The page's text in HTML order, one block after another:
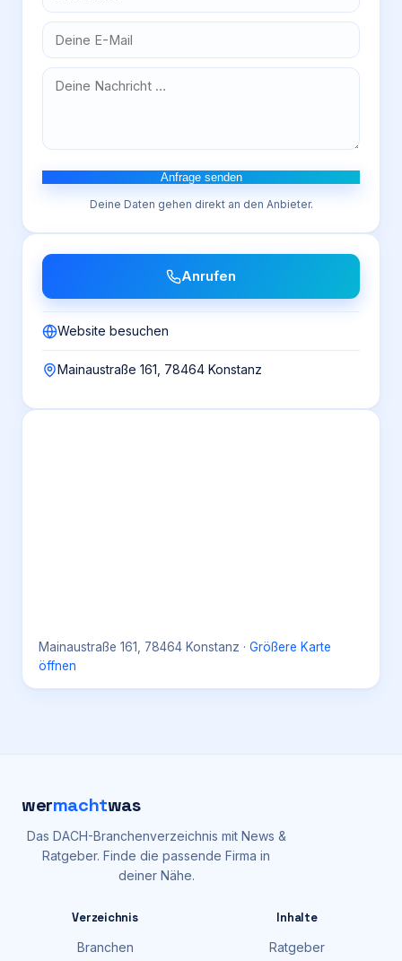
Anfrage senden
Deine Daten gehen direkt an den Anbieter.
Anrufen
Website besuchen
Mainaustraße 161, 78464 Konstanz
Mainaustraße 161, 78464 Konstanz · Größere Karte
öffnen
wermachtwas
Das DACH-Branchenverzeichnis mit News &
Ratgeber. Finde die passende Firma in
deiner Nähe.
Verzeichnis
Branchen
Inhalte
Ratgeber